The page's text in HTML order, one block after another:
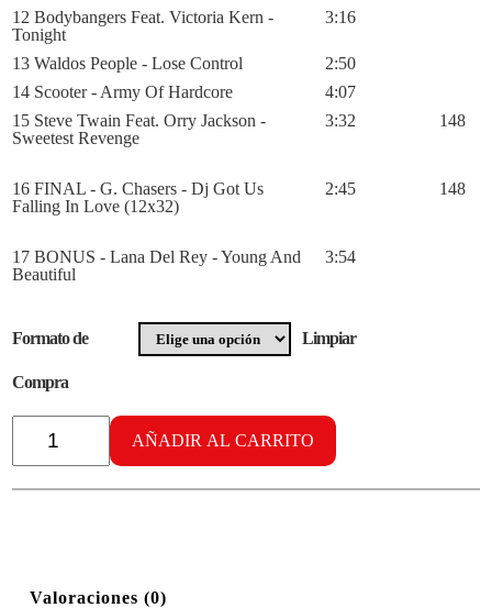
12 Bodybangers Feat. Victoria Kern -
Tonight
3:16
13 Waldos People - Lose Control
2:50
14 Scooter - Army Of Hardcore
4:07
15 Steve Twain Feat. Orry Jackson -
Sweetest Revenge
3:32 148
16 FINAL - G. Chasers - Dj Got Us
Falling In Love (12x32)
2:45 148
17 BONUS - Lana Del Rey - Young And
Beautiful
3:54
Formato de
Compra
Limpiar
Radikal
Cardiobox
cantidad
AÑADIR AL CARRITO
Valoraciones (0)